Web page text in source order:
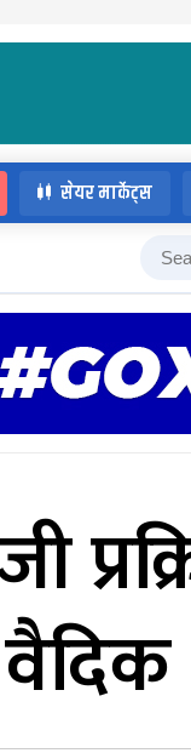
सेयर मार्केट्स